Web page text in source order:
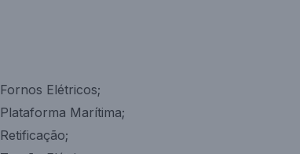
Fornos Elétricos;
Plataforma Marítima;
Retificação;